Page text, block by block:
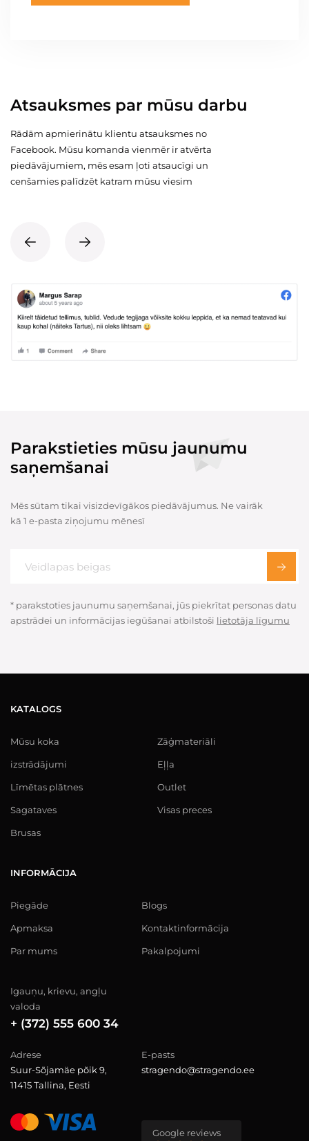
Atsauksmes par mūsu darbu
Rādām apmierinātu klientu atsauksmes no
Facebook. Mūsu komanda vienmēr ir atvērta
piedāvājumiem, mēs esam ļoti atsaucīgi un
cenšamies palīdzēt katram mūsu viesim
Parakstieties mūsu jaunumu
saņemšanai
Mēs sūtam tikai visizdevīgākos piedāvājumus. Ne vairāk
kā 1 e-pasta ziņojumu mēnesī
* parakstoties jaunumu saņemšanai, jūs piekrītat personas datu
apstrādei un informācijas iegūšanai atbilstoši lietotāja līgumu
KATALOGS
Mūsu koka
izstrādājumi
Līmētas plātnes
Sagataves
Brusas
Zāģmateriāli
Eļļa
Outlet
Visas preces
INFORMĀCIJA
Piegāde
Apmaksa
Par mums
Blogs
Kontaktinformācija
Pakalpojumi
Igauņu, krievu, angļu
valoda
+ (372) 555 600 34
Adrese
Suur-Sõjamäe põik 9,
11415 Tallina, Eesti
E-pasts
stragendo@stragendo.ee
Google reviews